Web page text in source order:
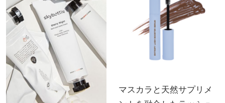
マスカラと天然サプリメ